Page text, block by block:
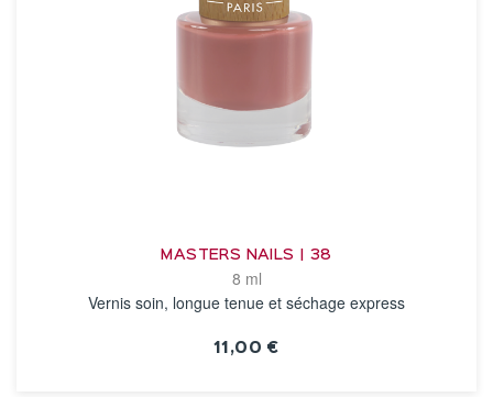
MASTERS NAILS | 38
8 ml
Vernis soin, longue tenue et séchage express
11,00 €